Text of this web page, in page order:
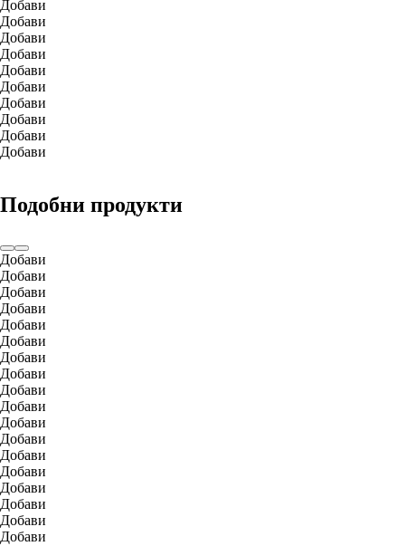
Добави
Добави
Добави
Добави
Добави
Добави
Добави
Добави
Добави
Добави
Подобни продукти
Добави
Добави
Добави
Добави
Добави
Добави
Добави
Добави
Добави
Добави
Добави
Добави
Добави
Добави
Добави
Добави
Добави
Добави